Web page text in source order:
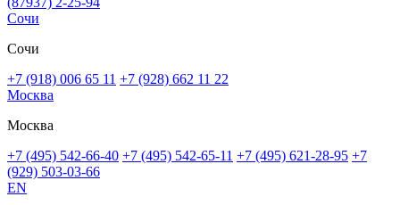
Сочи
Сочи
+7 (918) 006 65 11 +7 (928) 662 11 22
Москва
Москва
+7 (495) 542-66-40 +7 (495) 542-65-11 +7 (495) 621-28-95 +7
(929) 503-03-66
EN